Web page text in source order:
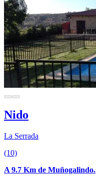
Nido
La Serrada
(10)
A 9.7 Km de Muñogalindo.